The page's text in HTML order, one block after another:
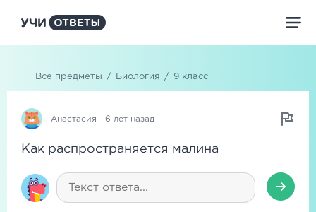
Все предметы / Биология / 9 класс
Анастасия 6 лет назад
Как распространяется малина